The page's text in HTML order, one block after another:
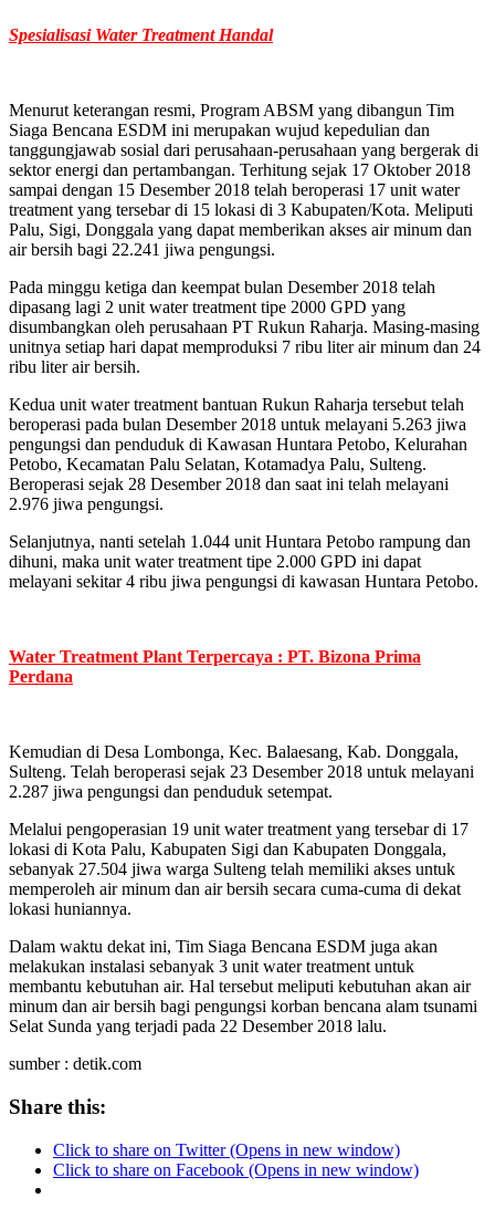
Spesialisasi Water Treatment Handal
Menurut keterangan resmi, Program ABSM yang dibangun Tim
Siaga Bencana ESDM ini merupakan wujud kepedulian dan
tanggungjawab sosial dari perusahaan-perusahaan yang bergerak di
sektor energi dan pertambangan. Terhitung sejak 17 Oktober 2018
sampai dengan 15 Desember 2018 telah beroperasi 17 unit water
treatment yang tersebar di 15 lokasi di 3 Kabupaten/Kota. Meliputi
Palu, Sigi, Donggala yang dapat memberikan akses air minum dan
air bersih bagi 22.241 jiwa pengungsi.
Pada minggu ketiga dan keempat bulan Desember 2018 telah
dipasang lagi 2 unit water treatment tipe 2000 GPD yang
disumbangkan oleh perusahaan PT Rukun Raharja. Masing-masing
unitnya setiap hari dapat memproduksi 7 ribu liter air minum dan 24
ribu liter air bersih.
Kedua unit water treatment bantuan Rukun Raharja tersebut telah
beroperasi pada bulan Desember 2018 untuk melayani 5.263 jiwa
pengungsi dan penduduk di Kawasan Huntara Petobo, Kelurahan
Petobo, Kecamatan Palu Selatan, Kotamadya Palu, Sulteng.
Beroperasi sejak 28 Desember 2018 dan saat ini telah melayani
2.976 jiwa pengungsi.
Selanjutnya, nanti setelah 1.044 unit Huntara Petobo rampung dan
dihuni, maka unit water treatment tipe 2.000 GPD ini dapat
melayani sekitar 4 ribu jiwa pengungsi di kawasan Huntara Petobo.
Water Treatment Plant Terpercaya : PT. Bizona Prima
Perdana
Kemudian di Desa Lombonga, Kec. Balaesang, Kab. Donggala,
Sulteng. Telah beroperasi sejak 23 Desember 2018 untuk melayani
2.287 jiwa pengungsi dan penduduk setempat.
Melalui pengoperasian 19 unit water treatment yang tersebar di 17
lokasi di Kota Palu, Kabupaten Sigi dan Kabupaten Donggala,
sebanyak 27.504 jiwa warga Sulteng telah memiliki akses untuk
memperoleh air minum dan air bersih secara cuma-cuma di dekat
lokasi huniannya.
Dalam waktu dekat ini, Tim Siaga Bencana ESDM juga akan
melakukan instalasi sebanyak 3 unit water treatment untuk
membantu kebutuhan air. Hal tersebut meliputi kebutuhan akan air
minum dan air bersih bagi pengungsi korban bencana alam tsunami
Selat Sunda yang terjadi pada 22 Desember 2018 lalu.
sumber : detik.com
Share this:
Click to share on Twitter (Opens in new window)
Click to share on Facebook (Opens in new window)